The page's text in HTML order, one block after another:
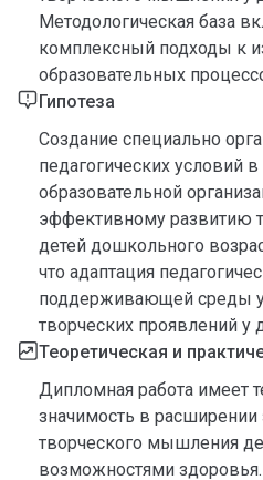
Методологическая база
комплексный подходы к
образовательных
Гипотеза
Создание специально
педагогических условий
образовательной
эффективному развитию
детей дошкольного
что адаптация
поддерживающей среды
творческих проявлений у
Теоретическая и
Дипломная работа имеет
значимость в расширении
творческого мышления
возможностями